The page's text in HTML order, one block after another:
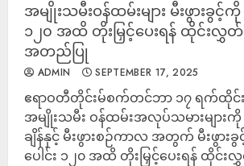
အမျိုးသမီးဝန်ထမ်းများ မီးဖွားခွင့်
၁၂၀ အထိ တိုးမြှင့်ပေးရန် ထိုင်းလွှ
အတည်ပြု
ADMIN SEPTEMBER 17, 2025
ဧရာဝတီတိုင်းမ်စက်တင်ဘာ ၁၇ ရက်ထိုင်
အမျိုးသမီး ဝန်ထမ်းအလုပ်သမားမျာ
ချိန်နှင့် မီးဖွားစဉ်ကာလ အတွက် မီးဖွာ
ပေါင်း ၁၂၀ အထိ တိုးမြှင့်ပေးရန် ထိုင်